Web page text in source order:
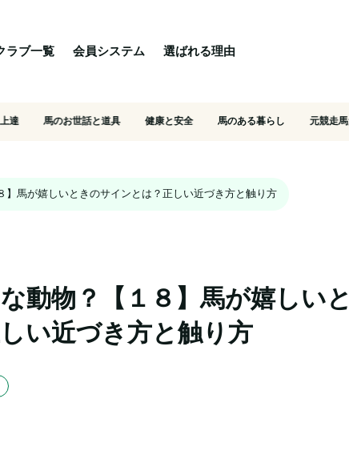
ラブ一覧 会員システム 選ばれる理由
達 馬のお世話と道具 健康と安全 馬のある暮らし 元競走
】馬が嬉しいときのサインとは？正しい近づき方と触り方
動物？【１８】馬が嬉しい
い近づき方と触り方